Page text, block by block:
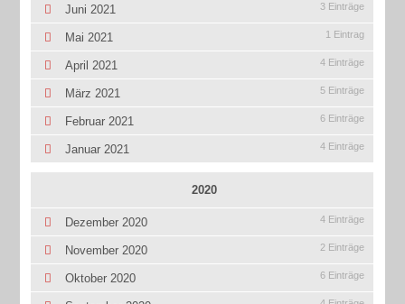
Juni 2021 3 Einträge
Mai 2021 1 Eintrag
April 2021 4 Einträge
März 2021 5 Einträge
Februar 2021 6 Einträge
Januar 2021 4 Einträge
2020
Dezember 2020 4 Einträge
November 2020 2 Einträge
Oktober 2020 6 Einträge